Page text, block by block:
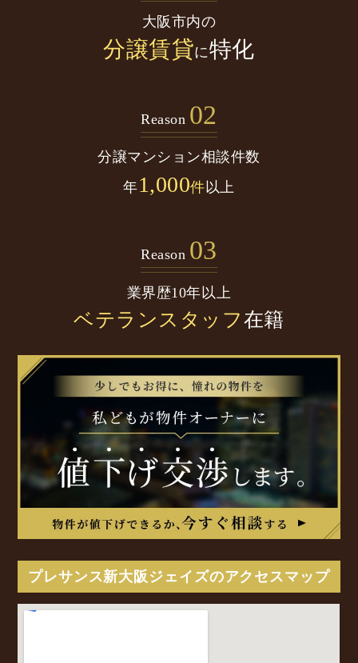
大阪市内の
分譲賃貸に特化
Reason 02
分譲マンション相談件数
年1,000件以上
Reason 03
業界歴10年以上
ベテランスタッフ在籍
プレサンス新大阪ジェイズのアクセスマップ